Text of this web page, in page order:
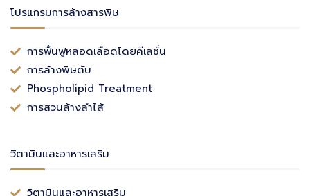
โปรแกรมการล้างสารพิษ
การฟื้นฟูหลอดเลือดโดยคีเลชั่น
การล้างพิษตับ
Phospholipid Treatment
การสวนล้างลำไส้
วิตามินและอาหารเสริม
วิตามินและอาหารเสริม